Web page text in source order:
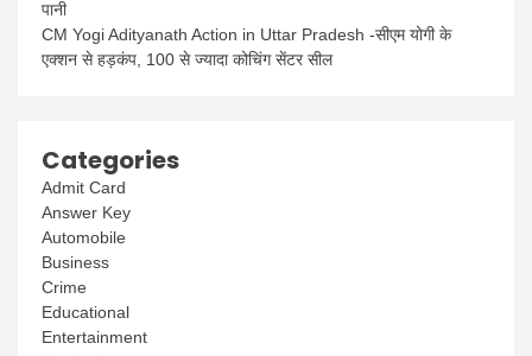
पानी
CM Yogi Adityanath Action in Uttar Pradesh -सीएम योगी के
एक्शन से हड़कंप, 100 से ज्यादा कोचिंग सेंटर सील
Categories
Admit Card
Answer Key
Automobile
Business
Crime
Educational
Entertainment